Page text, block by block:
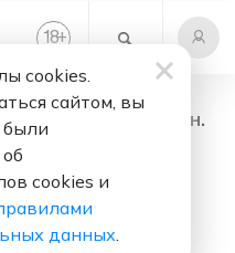
18+
- радио онлайн.
cookies.
сайтом, вы
были
cookies и
данных.